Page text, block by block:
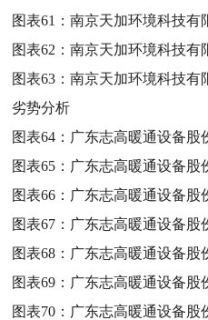
图表61：南京天加环境科技有
图表62：南京天加环境科技有
图表63：南京天加环境科技有
劣势分析
图表64： 广东志高暖通设备股
图表65： 广东志高暖通设备股
图表66： 广东志高暖通设备股
图表67： 广东志高暖通设备股
图表68： 广东志高暖通设备股
图表69： 广东志高暖通设备股
图表70： 广东志高暖通设备股